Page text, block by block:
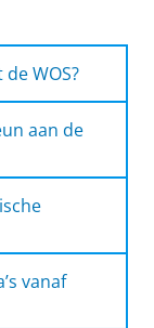
WOS?
De
aan de
vanaf